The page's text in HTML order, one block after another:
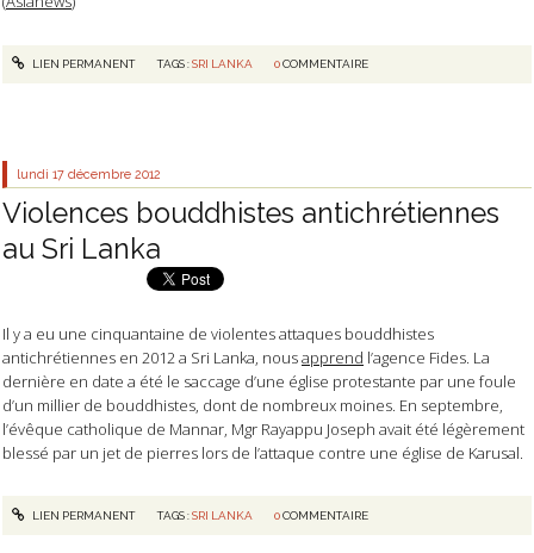
LIEN PERMANENT TAGS :SRI LANKA 0COMMENTAIRE
lundi 17 décembre 2012
Violences bouddhistes antichrétiennes
au Sri Lanka
Il y a eu une cinquantaine de violentes attaques bouddhistes
antichrétiennes en 2012 a Sri Lanka, nousapprend l’agence Fides. La
dernière en date a été le saccage d’une église protestante par une foule
d’un millier de bouddhistes, dont de nombreux moines. En septembre,
l’évêque catholique de Mannar, Mgr Rayappu Joseph avait été légèrement
blessé par un jet de pierres lors de l’attaque contre une église de Karusal.
LIEN PERMANENT TAGS :SRI LANKA 0COMMENTAIRE